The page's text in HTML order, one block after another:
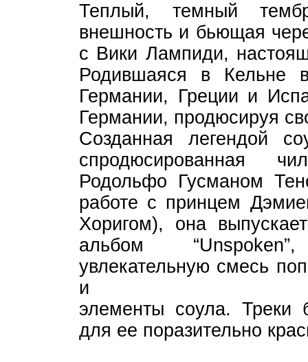
Теплый, темный
внешность и бьющая
с Вики Лампиди,
Родившаяся в Кельне
Германии, Греции и
Германии, продюсируя
Созданная легендой
спродюсированная
Родольфо Гусманом
работе с принцем
Хоригом), она
альбом
увлекательную смесь
и
элементы соула. Треки
для ее поразительно